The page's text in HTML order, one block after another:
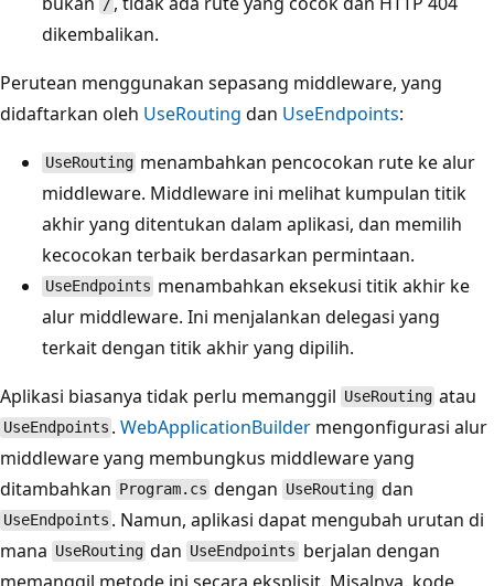
/
dikembalikan.
Perutean menggunakan sepasang middleware, yang
didaftarkan oleh UseRouting dan UseEndpoints:
UseRouting menambahkan pencocokan rute ke alur
middleware. Middleware ini melihat kumpulan titik
akhir yang ditentukan dalam aplikasi, dan memilih
kecocokan terbaik berdasarkan permintaan.
UseEndpoints menambahkan eksekusi titik akhir ke
alur middleware. Ini menjalankan delegasi yang
terkait dengan titik akhir yang dipilih.
Aplikasi biasanya tidak perlu memanggil UseRouting atau
UseEndpoints .WebApplicationBuilder mengonfigurasi alur
middleware yang membungkus middleware yang
ditambahkan Program.cs dengan UseRouting dan
UseEndpoints . Namun, aplikasi dapat mengubah urutan di
mana UseRouting dan UseEndpoints berjalan dengan
memanggil metode ini secara eksplisit. Misalnya, kode